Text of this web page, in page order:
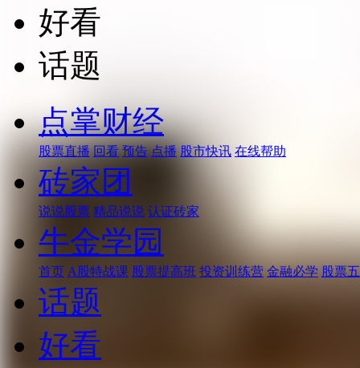
好看
话题
点掌财经
股票直播 回看 预告 点播 股市快讯 在线帮助
砖家团
说说股票 精品说说 认证砖家
牛金学园
首页 A股特战课 股票提高班 投资训练营 金融必学 股票
话题
好看